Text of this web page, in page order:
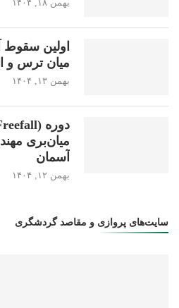
بهمن ۱۸, ۱۴۰۴
اولین سقوط
میان ترس و
بهمن ۱۳, ۱۴۰۴
میان‌بری
آسمان
بهمن ۱۲, ۱۴۰۴
سایت‌های پروازی و مقاصد گردشگری